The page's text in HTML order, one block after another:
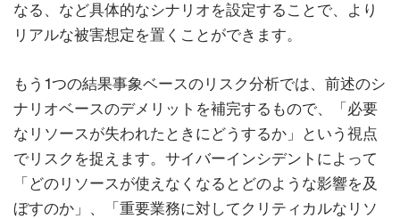
なる、など具体的なシナリオを設定することで、より
リアルな被害想定を置くことができます。
もう1つの結果事象ベースのリスク分析では、前述のシ
ナリオベースのデメリットを補完するもので、「必要
なリソースが失われたときにどうするか」という視点
でリスクを捉えます。サイバーインシデントによって
「どのリソースが使えなくなるとどのような影響を及
ぼすのか」、「重要業務に対してクリティカルなリソ